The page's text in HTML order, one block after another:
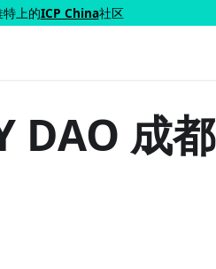
上的ICP China社区
DAO 成都